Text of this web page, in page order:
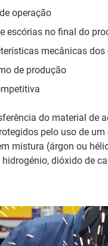
operação
escórias no final do
mecânicas dos
de produção
do material de
pelo uso de um
mistura (árgon ou
dióxido de